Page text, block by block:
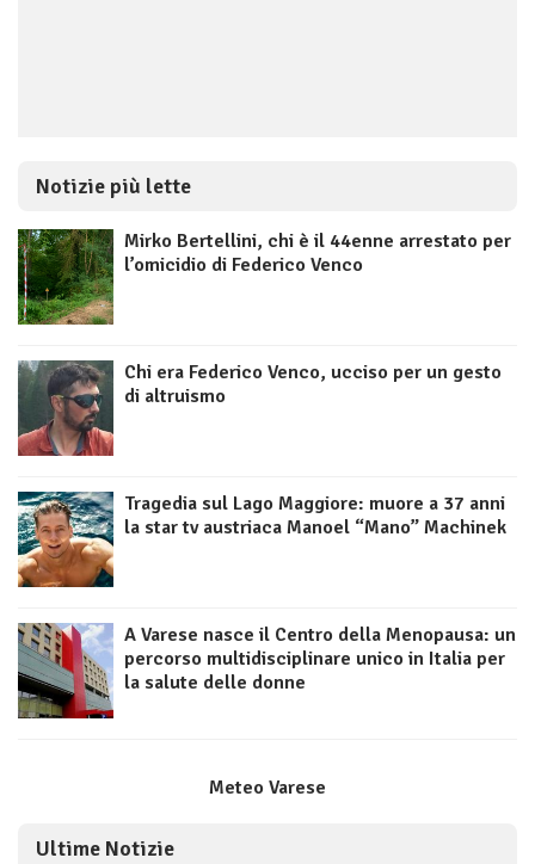
Notizie più lette
Mirko Bertellini, chi è il 44enne arrestato per
l’omicidio di Federico Venco
Chi era Federico Venco, ucciso per un gesto
di altruismo
Tragedia sul Lago Maggiore: muore a 37 anni
la star tv austriaca Manoel “Mano” Machinek
A Varese nasce il Centro della Menopausa: un
percorso multidisciplinare unico in Italia per
la salute delle donne
Meteo Varese
Ultime Notizie